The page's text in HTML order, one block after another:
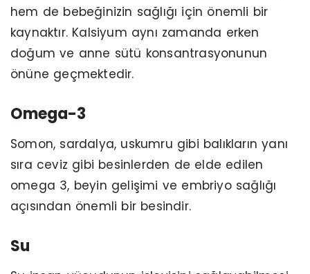
hem de bebeğinizin sağlığı için önemli bir
kaynaktır. Kalsiyum aynı zamanda erken
doğum ve anne sütü konsantrasyonunun
önüne geçmektedir.
Omega-3
Somon, sardalya, uskumru gibi balıkların yanı
sıra ceviz gibi besinlerden de elde edilen
omega 3, beyin gelişimi ve embriyo sağlığı
açısından önemli bir besindir.
Su